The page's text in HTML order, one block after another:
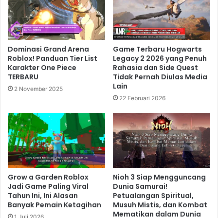
II. Ia berjuang melawan pasukan Nazi, menggagalkan
rencana jahat mereka, dan menginspirasi jutaan orang
dengan keberaniannya yang tak kenal lelah.
Kehadirannya dalam pertempuran adalah kunci bagi
keberhasilan sekutu dalam melawan kekuatan Axis.
Related Articles
Gameplay FPS Brutal dengan
Nuansa Pertarungan Baru
24 jam ago
Monster Hunter Wilds Membuka Era
Baru Berburu Monster dengan Dunia
yang Lebih Dinamis
2 hari ago
Dominasi Grand Arena
Roblox! Panduan Tier List
Karakter One Piece
TERBARU
2 November 2025
Game Terbaru Hogwarts
Legacy 2 2026 yang Penuh
Rahasia dan Side Quest
Tidak Pernah Diulas Media
Lain
22 Februari 2026
Grow a Garden Roblox
Jadi Game Paling Viral
Tahun Ini, Ini Alasan
Banyak Pemain Ketagihan
Nioh 3 Siap Mengguncang
Dunia Samurai!
Petualangan Spiritual,
Musuh Mistis, dan Kombat
Mematikan dalam Dunia